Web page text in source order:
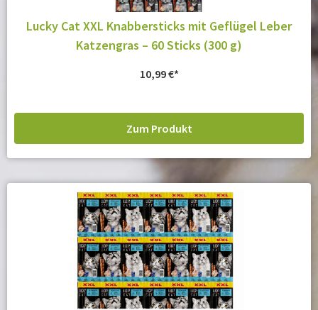
Lucky Cat XXL Knabbersticks mit Geflügel Leber
Katzengras – 60 Sticks (300 g)
10,99€
Zum Produkt